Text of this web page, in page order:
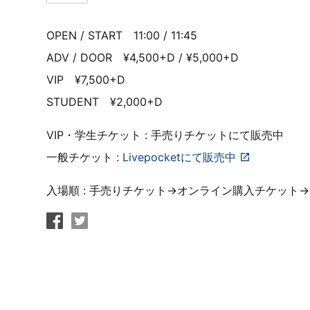
OPEN / START 11:00 / 11:45
ADV / DOOR ¥4,500+D / ¥5,000+D
VIP ¥7,500+D
STUDENT ¥2,000+D
VIP・学生チケット : 手売りチケットにて販売中
一般チケット : Livepocketにて販売中
入場順 : 手売りチケット→オンライン購入チケット